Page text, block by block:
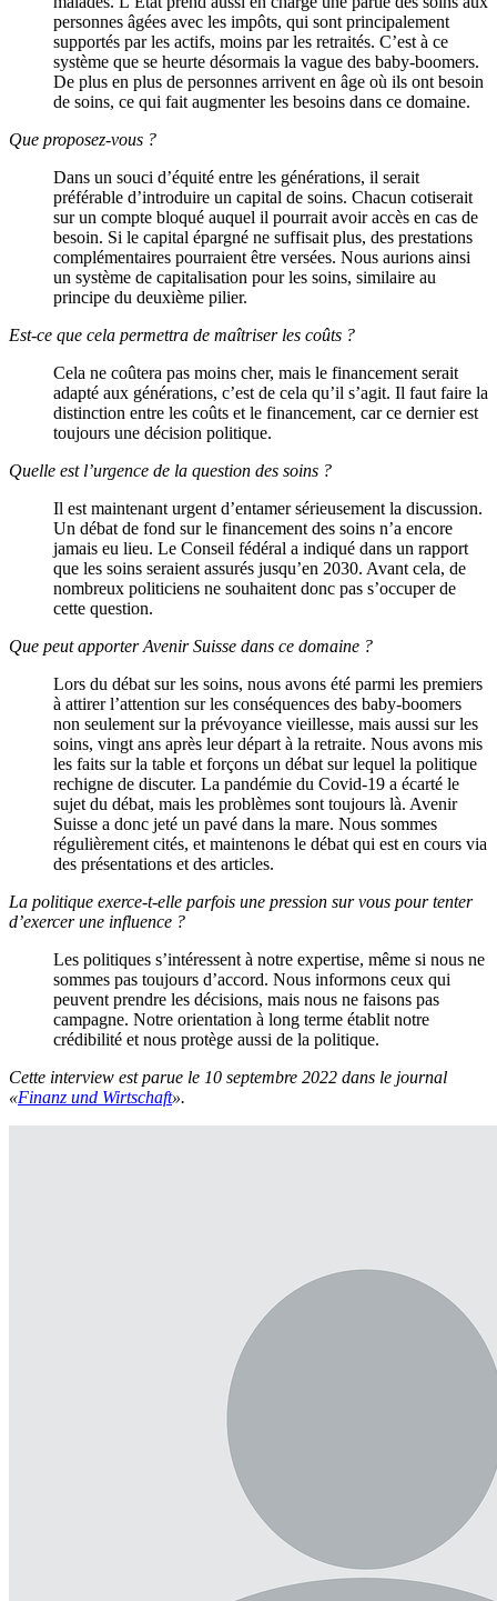
personnes âgées avec les impôts, qui sont principalement
supportés par les actifs, moins par les retraités. C’est à ce
système que se heurte désormais la vague des baby-boomers.
De plus en plus de personnes arrivent en âge où ils ont besoin
de soins, ce qui fait augmenter les besoins dans ce domaine.
Que proposez-vous ?
Dans un souci d’équité entre les générations, il serait
préférable d’introduire un capital de soins. Chacun cotiserait
sur un compte bloqué auquel il pourrait avoir accès en cas de
besoin. Si le capital épargné ne suffisait plus, des prestations
complémentaires pourraient être versées. Nous aurions ainsi
un système de capitalisation pour les soins, similaire au
principe du deuxième pilier.
Est-ce que cela permettra de maîtriser les coûts ?
Cela ne coûtera pas moins cher, mais le financement serait
adapté aux générations, c’est de cela qu’il s’agit. Il faut faire la
distinction entre les coûts et le financement, car ce dernier est
toujours une décision politique.
Quelle est l’urgence de la question des soins ?
Il est maintenant urgent d’entamer sérieusement la discussion.
Un débat de fond sur le financement des soins n’a encore
jamais eu lieu. Le Conseil fédéral a indiqué dans un rapport
que les soins seraient assurés jusqu’en 2030. Avant cela, de
nombreux politiciens ne souhaitent donc pas s’occuper de
cette question.
Que peut apporter Avenir Suisse dans ce domaine ?
Lors du débat sur les soins, nous avons été parmi les premiers
à attirer l’attention sur les conséquences des baby-boomers
non seulement sur la prévoyance vieillesse, mais aussi sur les
soins, vingt ans après leur départ à la retraite. Nous avons mis
les faits sur la table et forçons un débat sur lequel la politique
rechigne de discuter. La pandémie du Covid-19 a écarté le
sujet du débat, mais les problèmes sont toujours là. Avenir
Suisse a donc jeté un pavé dans la mare. Nous sommes
régulièrement cités, et maintenons le débat qui est en cours via
des présentations et des articles.
La politique exerce-t-elle parfois une pression sur vous pour tenter
d’exercer une influence ?
Les politiques s’intéressent à notre expertise, même si nous ne
sommes pas toujours d’accord. Nous informons ceux qui
peuvent prendre les décisions, mais nous ne faisons pas
campagne. Notre orientation à long terme établit notre
crédibilité et nous protège aussi de la politique.
Cette interview est parue le 10 septembre 2022 dans le journal
«Finanz und Wirtschaft».